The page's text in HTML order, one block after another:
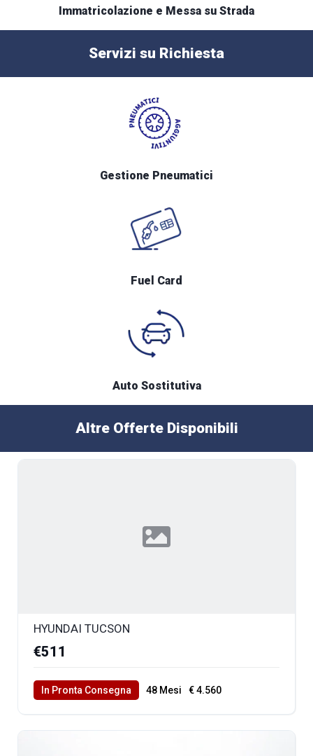
Immatricolazione e Messa su Strada
Servizi su Richiesta
Gestione Pneumatici
Fuel Card
Auto Sostitutiva
Altre Offerte Disponibili
HYUNDAI TUCSON
€511
In Pronta Consegna 48 Mesi
€ 4.560